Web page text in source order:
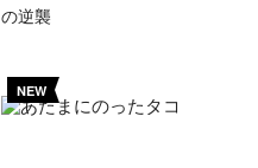
の逆襲
NEW